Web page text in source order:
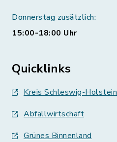
Donnerstag zusätzlich:
15:00-18:00 Uhr
Quicklinks
Kreis Schleswig-Holstein
Abfallwirtschaft
Grünes Binnenland